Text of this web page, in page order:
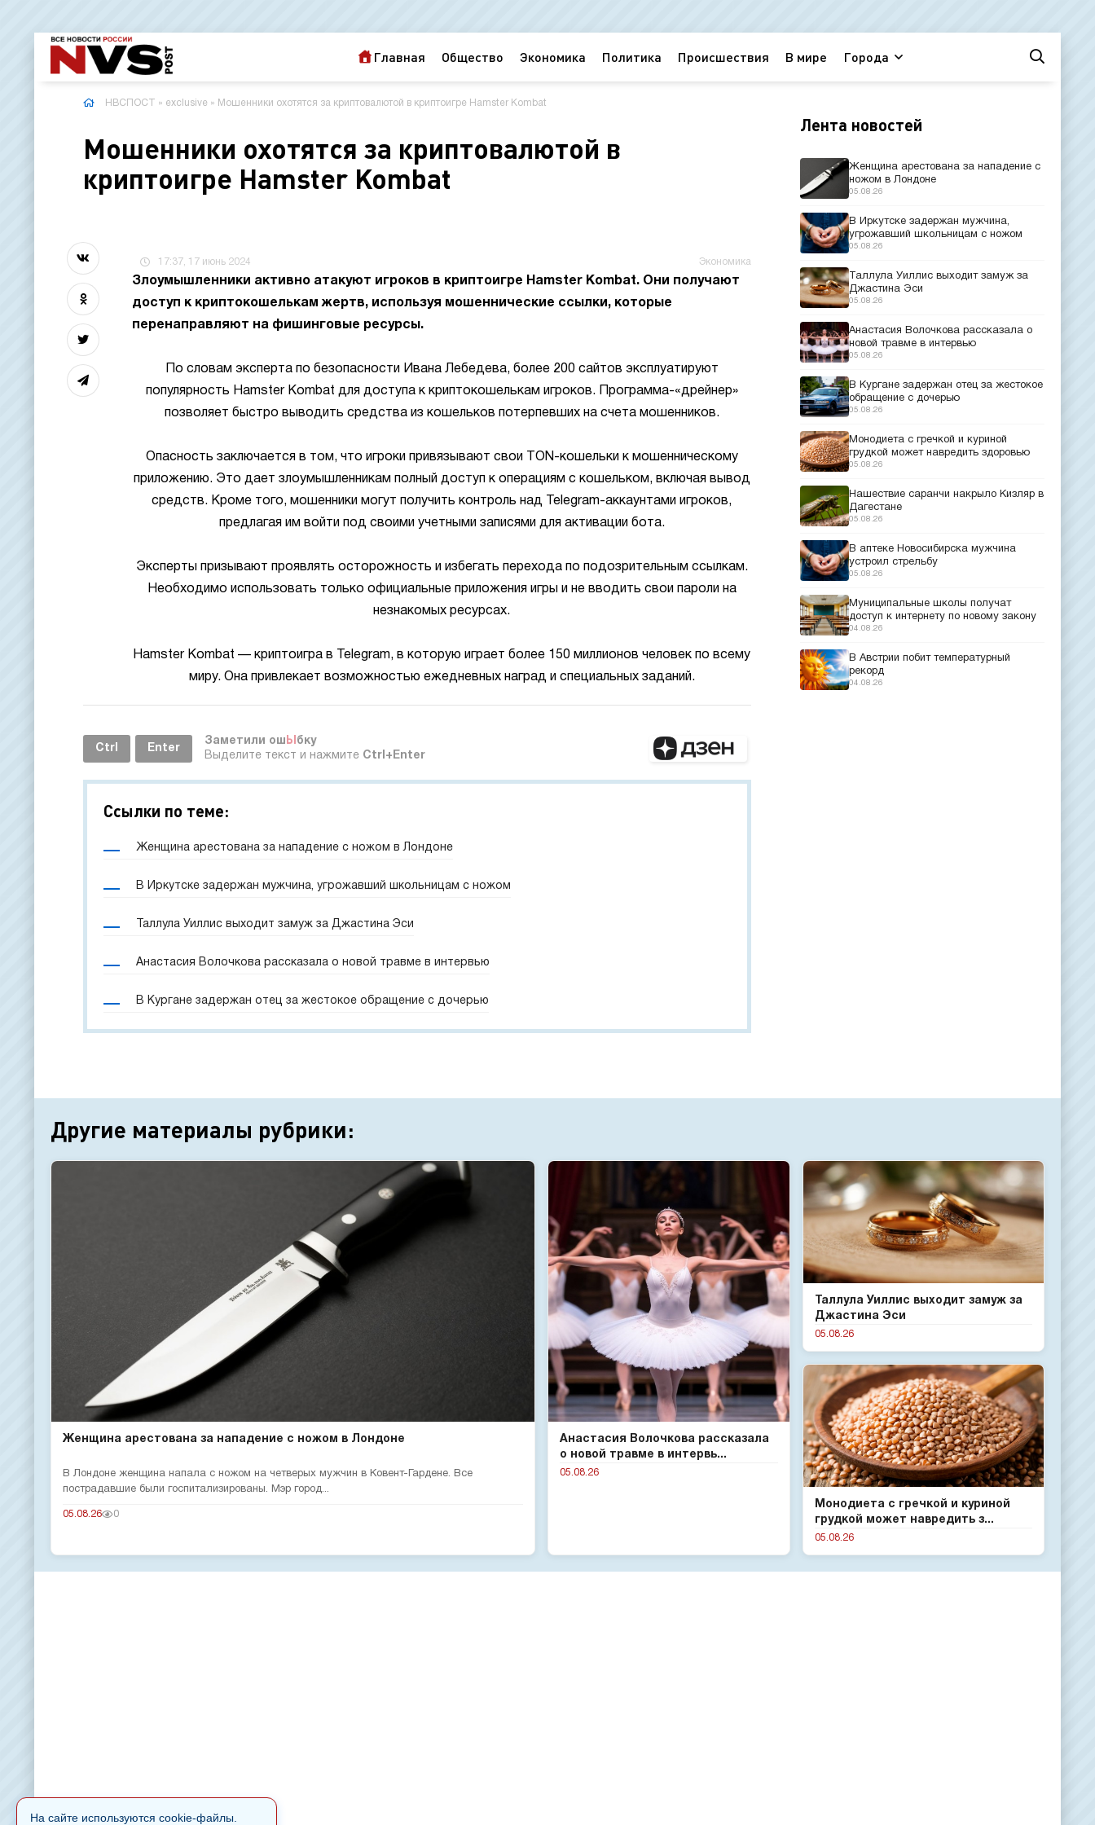
Главная Общество Экономика Политика Происшествия В мире Города
НВСПОСТ » exclusive » Мошенники охотятся за криптовалютой в криптоигре Hamster Kombat
Мошенники охотятся за криптовалютой в
криптоигре Hamster Kombat
17:37, 17 июнь 2024 Экономика
Злоумышленники активно атакуют игроков в криптоигре Hamster Kombat. Они получают
доступ к криптокошелькам жертв, используя мошеннические ссылки, которые
перенаправляют на фишинговые ресурсы.
По словам эксперта по безопасности Ивана Лебедева, более 200 сайтов эксплуатируют
популярность Hamster Kombat для доступа к криптокошелькам игроков. Программа-«дрейнер»
позволяет быстро выводить средства из кошельков потерпевших на счета мошенников.
Опасность заключается в том, что игроки привязывают свои TON-кошельки к мошенническому
приложению. Это дает злоумышленникам полный доступ к операциям с кошельком, включая вывод
средств. Кроме того, мошенники могут получить контроль над Telegram-аккаунтами игроков,
предлагая им войти под своими учетными записями для активации бота.
Эксперты призывают проявлять осторожность и избегать перехода по подозрительным ссылкам.
Необходимо использовать только официальные приложения игры и не вводить свои пароли на
незнакомых ресурсах.
Hamster Kombat — криптоигра в Telegram, в которую играет более 150 миллионов человек по всему
миру. Она привлекает возможностью ежедневных наград и специальных заданий.
Ctrl Enter
Заметили ош Ы бку
Выделите текст и нажмите Ctrl+Enter
Ссылки по теме:
Женщина арестована за нападение с ножом в Лондоне
В Иркутске задержан мужчина, угрожавший школьницам с ножом
Таллула Уиллис выходит замуж за Джастина Эси
Анастасия Волочкова рассказала о новой травме в интервью
В Кургане задержан отец за жестокое обращение с дочерью
Лента новостей
Женщина арестована за нападение с
ножом в Лондоне
05.08.26
В Иркутске задержан мужчина,
угрожавший школьницам с ножом
05.08.26
Таллула Уиллис выходит замуж за
Джастина Эси
05.08.26
Анастасия Волочкова рассказала о
новой травме в интервью
05.08.26
В Кургане задержан отец за жестокое
обращение с дочерью
05.08.26
Монодиета с гречкой и куриной
грудкой может навредить здоровью
05.08.26
Нашествие саранчи накрыло Кизляр в
Дагестане
05.08.26
В аптеке Новосибирска мужчина
устроил стрельбу
05.08.26
Муниципальные школы получат
доступ к интернету по новому закону
04.08.26
В Австрии побит температурный
рекорд
04.08.26
Другие материалы рубрики:
Женщина арестована за нападение с ножом в Лондоне
В Лондоне женщина напала с ножом на четверых мужчин в Ковент-Гардене. Все
пострадавшие были госпитализированы. Мэр город...
05.08.26 0
Таллула Уиллис выходит замуж за
Джастина Эси
05.08.26
Анастасия Волочкова рассказала
о новой травме в интервь...
05.08.26
Монодиета с гречкой и куриной
грудкой может навредить з...
05.08.26
На сайте используются cookie-файлы.